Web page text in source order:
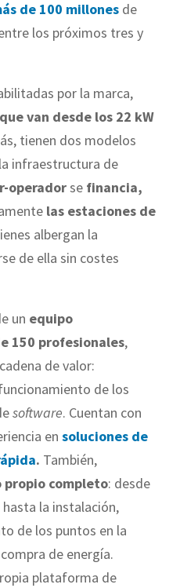
de 100 millones de
los próximos tres y
por la marca,
van desde los 22 kW
tienen dos modelos
infraestructura de
operadorse financia,
las estaciones de
albergan la
de ella sin costes
un equipo
150 profesionales,
de valor:
de los
software. Cuentan con
en soluciones de
. También,
propio completo: desde
la instalación,
de los puntos en la
de energía.
plataforma de